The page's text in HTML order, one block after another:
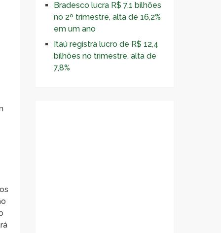
Bradesco lucra R$ 7,1 bilhões
no 2º trimestre, alta de 16,2%
em um ano
Itaú registra lucro de R$ 12,4
bilhões no trimestre, alta de
7,8%